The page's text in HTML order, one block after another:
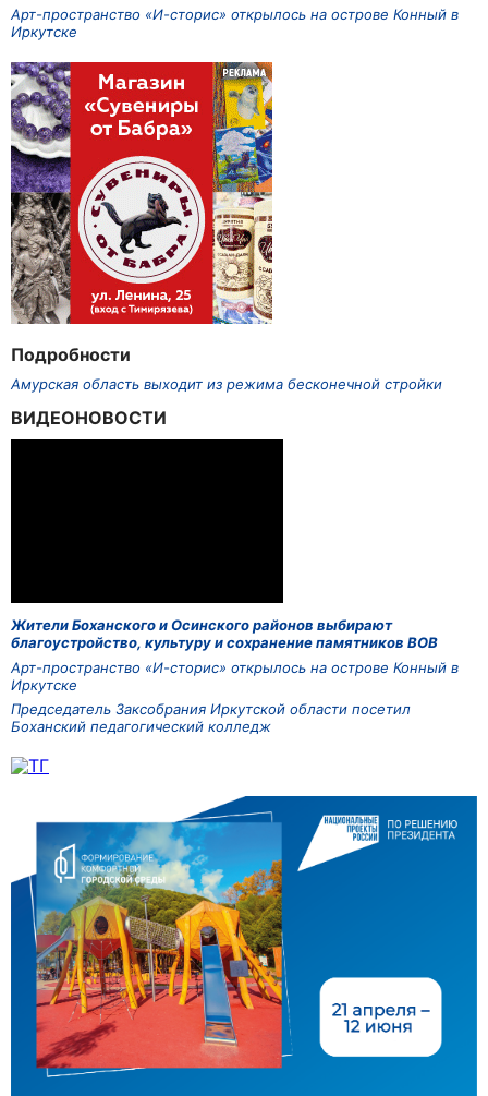
Арт-пространство «И-сторис» открылось на острове Конный в
Иркутске
Подробности
Амурская область выходит из режима бесконечной стройки
ВИДЕОНОВОСТИ
Жители Боханского и Осинского районов выбирают
благоустройство, культуру и сохранение памятников ВОВ
Арт-пространство «И-сторис» открылось на острове Конный в
Иркутске
Председатель Заксобрания Иркутской области посетил
Боханский педагогический колледж